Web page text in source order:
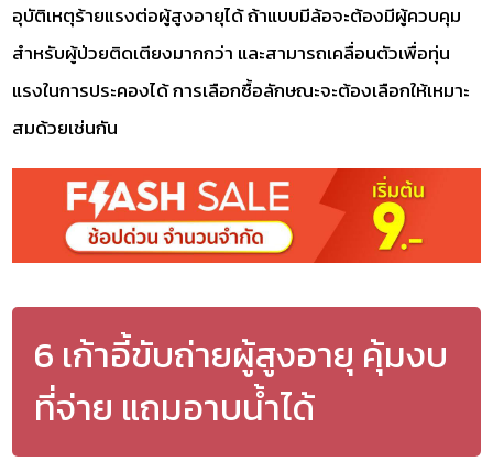
อุบัติเหตุร้ายแรงต่อผู้สูงอายุได้ ถ้าแบบมีล้อจะต้องมีผู้ควบคุม
สำหรับผู้ป่วยติดเตียงมากกว่า และสามารถเคลื่อนตัวเพื่อทุ่น
แรงในการประคองได้ การเลือกซื้อลักษณะจะต้องเลือกให้เหมาะ
สมด้วยเช่นกัน
6 เก้าอี้ขับถ่ายผู้สูงอายุ คุ้มงบ
ที่จ่าย แถมอาบน้ำได้